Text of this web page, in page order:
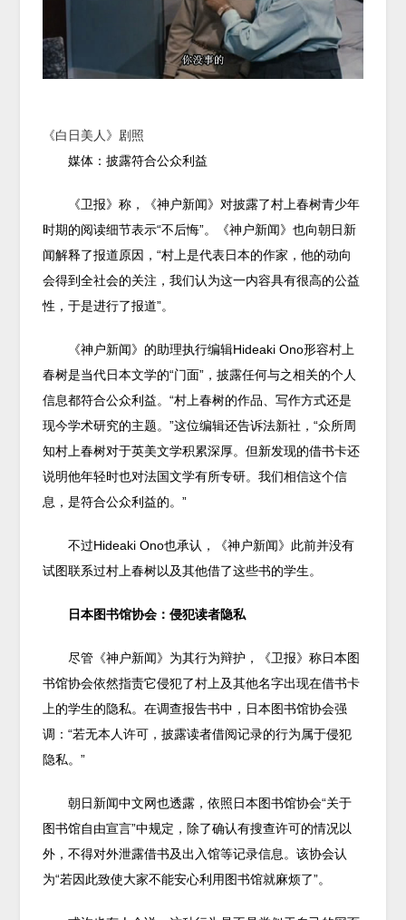
《白日美人》剧照
媒体：披露符合公众利益
《卫报》称，《神户新闻》对披露了村上春树青少年
时期的阅读细节表示“不后悔”。《神户新闻》也向朝日新
闻解释了报道原因，“村上是代表日本的作家，他的动向
会得到全社会的关注，我们认为这一内容具有很高的公益
性，于是进行了报道”。
《神户新闻》的助理执行编辑Hideaki Ono形容村上
春树是当代日本文学的“门面”，披露任何与之相关的个人
信息都符合公众利益。“村上春树的作品、写作方式还是
现今学术研究的主题。”这位编辑还告诉法新社，“众所周
知村上春树对于英美文学积累深厚。但新发现的借书卡还
说明他年轻时也对法国文学有所专研。我们相信这个信
息，是符合公众利益的。”
不过Hideaki Ono也承认，《神户新闻》此前并没有
试图联系过村上春树以及其他借了这些书的学生。
日本图书馆协会：侵犯读者隐私
尽管《神户新闻》为其行为辩护，《卫报》称日本图
书馆协会依然指责它侵犯了村上及其他名字出现在借书卡
上的学生的隐私。在调查报告书中，日本图书馆协会强
调：“若无本人许可，披露读者借阅记录的行为属于侵犯
隐私。”
朝日新闻中文网也透露，依照日本图书馆协会“关于
图书馆自由宣言”中规定，除了确认有搜查许可的情况以
外，不得对外泄露借书及出入馆等记录信息。该协会认
为“若因此致使大家不能安心利用图书馆就麻烦了”。